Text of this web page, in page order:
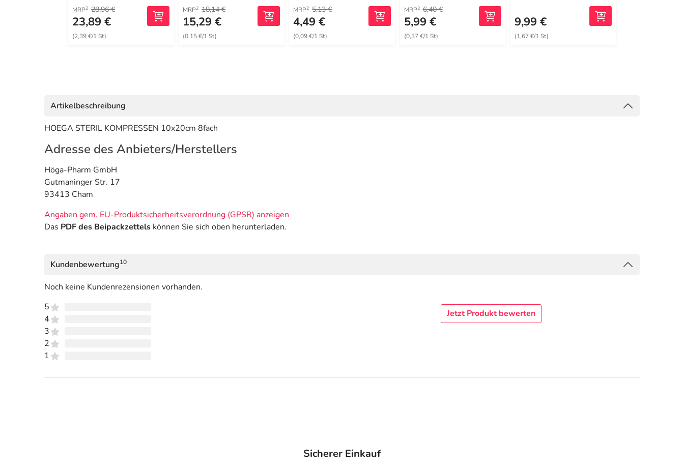
MRP2 28,96 €
23,89 €
(2,39 €/1 St)
MRP2 18,14 €
15,29 €
(0,15 €/1 St)
MRP2 5,13 €
4,49 €
(0,09 €/1 St)
MRP2 6,40 €
5,99 €
(0,37 €/1 St)
9,99 €
(1,67 €/1 St)
Artikelbeschreibung
HOEGA STERIL KOMPRESSEN 10x20cm 8fach
Adresse des Anbieters/Herstellers
Höga-Pharm GmbH
Gutmaninger Str. 17
93413 Cham
Angaben gem. EU-Produktsicherheitsverordnung (GPSR) anzeigen
Das PDF des Beipackzettels können Sie sich oben herunterladen.
Kundenbewertung10
Noch keine Kundenrezensionen vorhanden.
5
4
3
2
1
Jetzt Produkt bewerten
Sicherer Einkauf